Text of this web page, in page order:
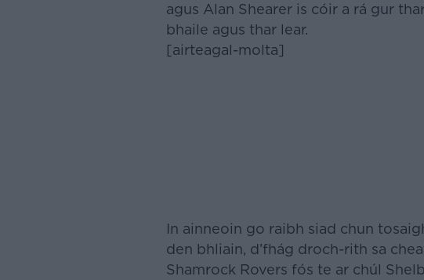
agus Alan Shearer is cóir a rá gur
bhaile agus thar lear.
[airteagal-molta]
In ainneoin go raibh siad chun
den bhliain, d’fhág droch-rith sa
Shamrock Rovers fós te ar chúl